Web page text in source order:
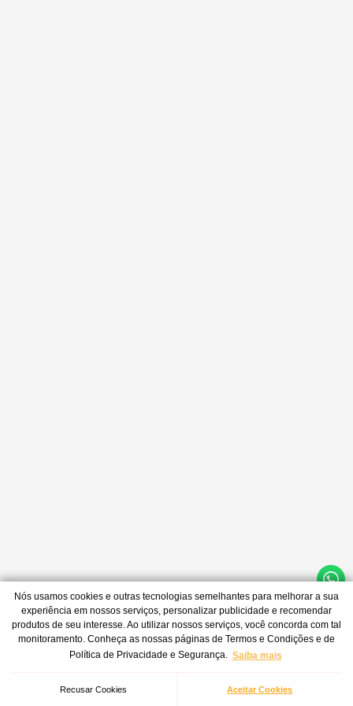
Nós usamos cookies e outras tecnologias semelhantes para melhorar a sua
experiência em nossos serviços, personalizar publicidade e recomendar
produtos de seu interesse. Ao utilizar nossos serviços, você concorda com tal
monitoramento. Conheça as nossas páginas de Termos e Condições e de
Política de Privacidade e Segurança. Saiba mais
Recusar Cookies Aceitar Cookies